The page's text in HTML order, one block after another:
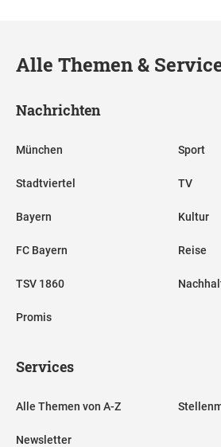
Alle Themen &
Nachrichten
München
Stadtviertel
Bayern
FC Bayern
TSV 1860
Promis
Sport
TV
Kultur
Reise
Services
Alle Themen von A-Z
Newsletter